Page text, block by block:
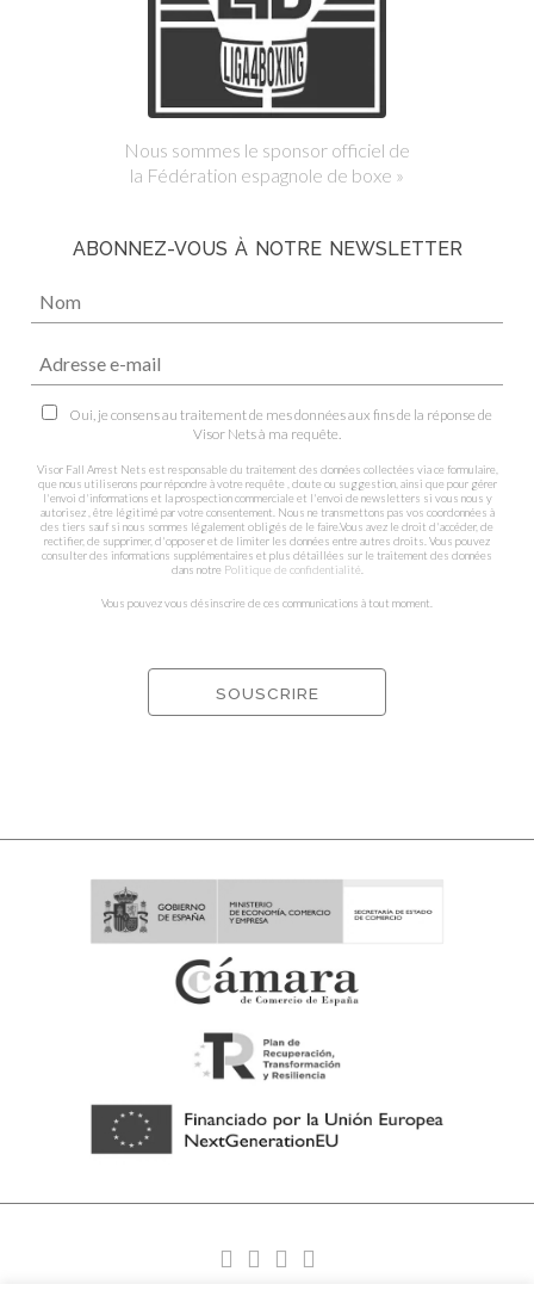
Nous sommes le sponsor officiel de
la Fédération espagnole de boxe »
ABONNEZ-VOUS À NOTRE NEWSLETTER
Oui, je consens au traitement de mes données aux fins de la réponse de
Visor Nets à ma requête.
Visor Fall Arrest Nets est responsable du traitement des données collectées via ce formulaire,
que nous utiliserons pour répondre à votre requête , doute ou suggestion, ainsi que pour gérer
l'envoi d'informations et la prospection commerciale et l'envoi de newsletters si vous nous y
autorisez , être légitimé par votre consentement. Nous ne transmettons pas vos coordonnées à
des tiers sauf si nous sommes légalement obligés de le faire.Vous avez le droit d'accéder, de
rectifier, de supprimer, d'opposer et de limiter les données entre autres droits. Vous pouvez
consulter des informations supplémentaires et plus détaillées sur le traitement des données
dans notre Politique de confidentialité
Vous pouvez vous désinscrire de ces communications à tout moment.